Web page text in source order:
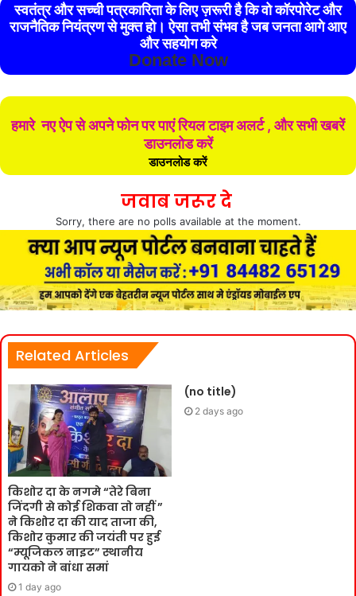
स्वतंत्र और सच्ची पत्रकारिता के लिए ज़रूरी है कि वो कॉरपोरेट और
राजनैतिक नियंत्रण से मुक्त हो। ऐसा तभी संभव है जब जनता आगे आए
और सहयोग करे
Donate Now
हमारे नए ऐप से अपने फोन पर पाएं रियल टाइम अलर्ट , और सभी खबरें
डाउनलोड करें
डाउनलोड करें
जवाब जरूर दे
Sorry, there are no polls available at the moment.
Related Articles
किशोर दा के नगमे “तेरे बिना
जिंदगी से कोई शिकवा तो नहीं ”
ने किशोर दा की याद ताजा की,
किशोर कुमार की जयंती पर हुई
“म्यूजिकल नाइट” स्थानीय
गायको ने बांधा समां
1 day ago
(no title)
2 days ago